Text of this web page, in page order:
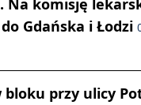
Na komisję
Gdańska i Łodzi
bloku przy ulicy